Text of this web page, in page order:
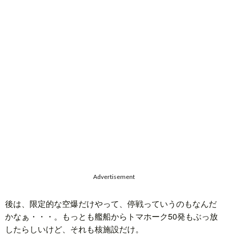
Advertisement
後は、限定的な空爆だけやって、停戦っていうのもなんだ
かなぁ・・・。もっとも艦船からトマホーク50発もぶっ放
したらしいけど、それも核施設だけ。